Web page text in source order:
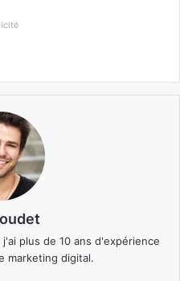
plus de 10 ans d'expérience
marketing digital.